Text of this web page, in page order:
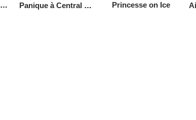
Les Triplettes de Belleville Panique à Central Park Princesse on Ice